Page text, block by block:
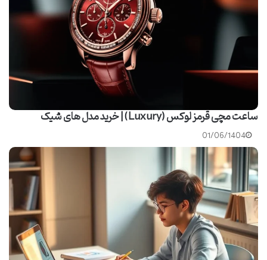
ساعت مچی قرمز لوکس (Luxury) | خرید مدل های شیک
01/06/1404